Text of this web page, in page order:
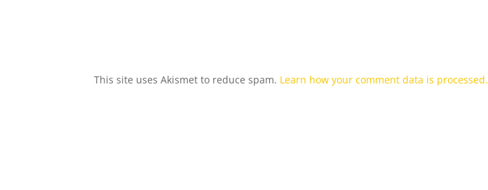
This site uses Akismet to reduce spam. Learn how your comment data is processed.